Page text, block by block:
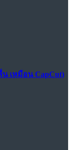
เหมือน CapCut)